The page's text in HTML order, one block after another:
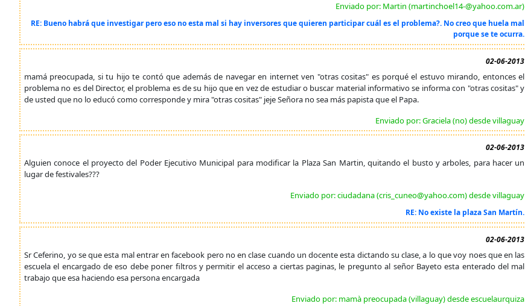
Enviado por: Martin (martinchoel14-@yahoo.com.ar)
RE: Bueno habrá que investigar pero eso no esta mal si hay inversores que quieren participar cuál es el problema?. No creo que huela mal
porque se te ocurra.
02-06-2013
mamá preocupada, si tu hijo te contó que además de navegar en internet ven "otras cositas" es porqué el estuvo mirando, entonces el
problema no es del Director, el problema es de su hijo que en vez de estudiar o buscar material informativo se informa con "otras cositas" y
de usted que no lo educó como corresponde y mira "otras cositas" jeje Señora no sea más papista que el Papa.
Enviado por: Graciela (no) desde villaguay
02-06-2013
Alguien conoce el proyecto del Poder Ejecutivo Municipal para modificar la Plaza San Martin, quitando el busto y arboles, para hacer un
lugar de festivales???
Enviado por: ciudadana (cris_cuneo@yahoo.com) desde villaguay
RE: No existe la plaza San Martín.
02-06-2013
Sr Ceferino, yo se que esta mal entrar en facebook pero no en clase cuando un docente esta dictando su clase, a lo que voy noes que en las
escuela el encargado de eso debe poner filtros y permitir el acceso a ciertas paginas, le pregunto al señor Bayeto esta enterado del mal
trabajo que esa haciendo esa persona encargada
Enviado por: mamà preocupada (villaguay) desde escuelaurquiza